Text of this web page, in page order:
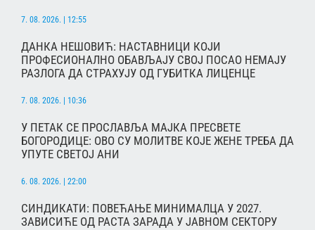
7. 08. 2026. | 12:55
ДАНКА НЕШОВИЋ: НАСТАВНИЦИ КОЈИ
ПРОФЕСИОНАЛНО ОБАВЉАЈУ СВОЈ ПОСАО НЕМАЈУ
РАЗЛОГА ДА СТРАХУЈУ ОД ГУБИТКА ЛИЦЕНЦЕ
7. 08. 2026. | 10:36
У ПЕТАК СЕ ПРОСЛАВЉА МАЈКА ПРЕСВЕТЕ
БОГОРОДИЦЕ: ОВО СУ МОЛИТВЕ КОЈЕ ЖЕНЕ ТРЕБА ДА
УПУТЕ СВЕТОЈ АНИ
6. 08. 2026. | 22:00
СИНДИКАТИ: ПОВЕЋАЊЕ МИНИМАЛЦА У 2027.
ЗАВИСИЋЕ ОД РАСТА ЗАРАДА У ЈАВНОМ СЕКТОРУ